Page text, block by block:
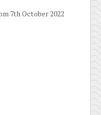
7th October 2022